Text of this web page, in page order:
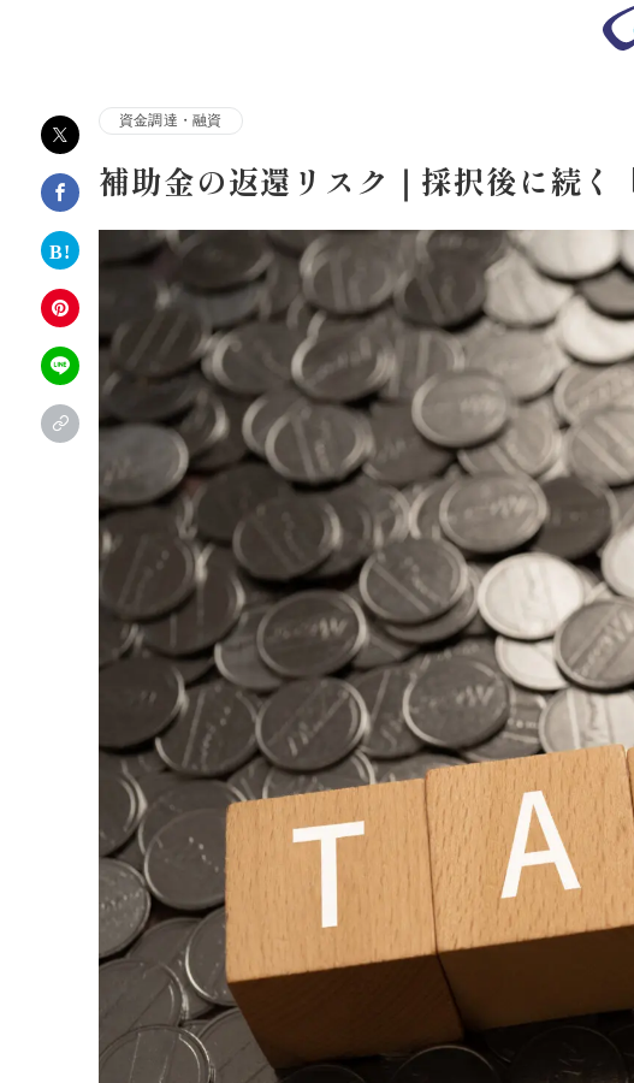
株式会社アルファコンサルティング｜ホテル・旅館・観光業の事業
資金調達・融資
補助金の返還リスク｜採択後に続く